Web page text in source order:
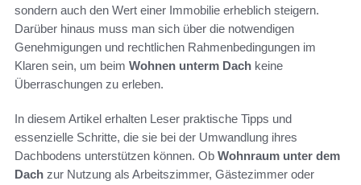
sondern auch den Wert einer Immobilie erheblich steigern.
Darüber hinaus muss man sich über die notwendigen
Genehmigungen und rechtlichen Rahmenbedingungen im
Klaren sein, um beim Wohnen unterm Dach keine
Überraschungen zu erleben.
In diesem Artikel erhalten Leser praktische Tipps und
essenzielle Schritte, die sie bei der Umwandlung ihres
Dachbodens unterstützen können. Ob Wohnraum unter dem
Dach zur Nutzung als Arbeitszimmer, Gästezimmer oder